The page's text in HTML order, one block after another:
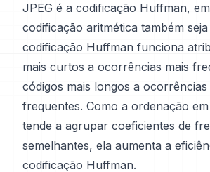
JPEG é a codificação Huffman,
codificação aritmética também
codificação Huffman funciona
mais curtos a ocorrências mais
códigos mais longos a ocorrências
frequentes. Como a ordenação
tende a agrupar coeficientes de
semelhantes, ela aumenta a
codificação Huffman.